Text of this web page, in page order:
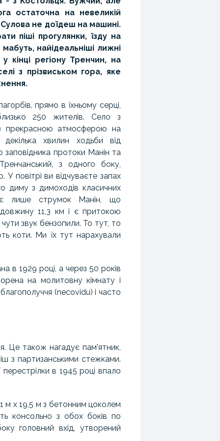
остаточна на невеликій
не доїдеш на машині.
піші прогулянки, їзду на
найідеальніші лижні
кінці регіону Тренчин, на
з прізвиськом гора, яке
прямо в їхньому серці,
250 жителів. Село з
прекрасною атмосферою на
хвилин ходьби від
заповідника протоки Манін та
з одного боку,
У повітрі ви відчуваєте запах
диму з димоходів класичних
лише струмок Манін, що
11,3 км і є притокою
звук бензопили. То тут, то
коти. Ми їх тут нарахували
в 1929 році, а через 50 років
на молитовну кімнату і
(necovidu) і часто
Це також нагадує пам'ятник,
з партизанськими стежками.
в 1945 році впало
м х 19,5 м з бетонним цоколем
консольно з обох боків по
головний вхід, утворений